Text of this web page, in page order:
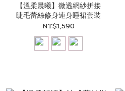
【溫柔晨曦】微透網紗拼接
睫毛蕾絲修身連身睡裙套裝
NT$1,590